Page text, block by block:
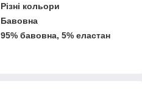
Різні кольори
Бавовна
95% бавовна, 5% еластан